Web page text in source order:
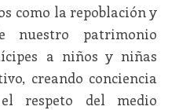
como la repoblación y
nuestro patrimonio
a niños y niñas
creando conciencia
respeto del medio